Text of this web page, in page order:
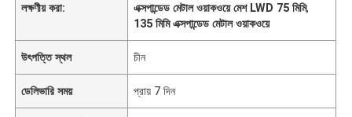
লক্ষণীয় করা:
এক্সপান্ডেড মেটাল ওয়াকওয়ে মেশ LWD 75 মিমি,
135 মিমি এক্সপান্ডেড মেটাল ওয়াকওয়ে
উৎপত্তি স্থল চীন
ডেলিভারি সময় প্রায় 7 দিন